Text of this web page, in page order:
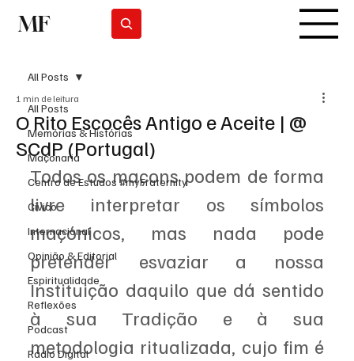
MF
All Posts
Memórias & Histórias
Maçonaria
Centro de Estudos #myFraternity
Cívico
Internacional
Opinião & Editorial
Espiritualidade
Reflexões
Podcast
Rádio Digital
All Posts
O Rito Escocês Antigo e Aceite | @
SCdP (Portugal)
1 min de leitura
Todos os maçons podem de forma
livre interpretar os símbolos
maçónicos, mas nada pode
pretender esvaziar a nossa
Instituição daquilo que dá sentido
à sua Tradição e à sua
metodologia ritualizada, cujo fim é